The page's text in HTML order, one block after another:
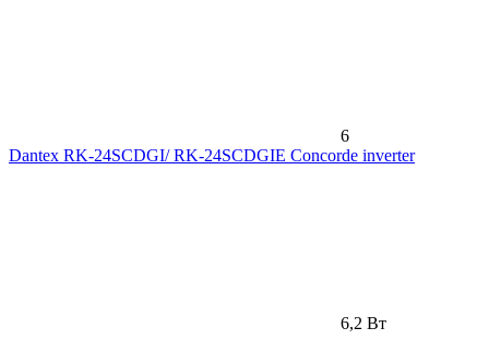
6
Dantex RK-24SCDGI/ RK-24SCDGIE Concorde inverter
6,2 Вт